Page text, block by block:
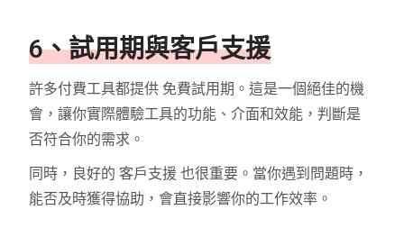
6、試用期與客戶支援
許多付費工具都提供 免費試用期。這是一個絕佳的機
會，讓你實際體驗工具的功能、介面和效能，判斷是
否符合你的需求。
同時，良好的 客戶支援 也很重要。當你遇到問題時，
能否及時獲得協助，會直接影響你的工作效率。